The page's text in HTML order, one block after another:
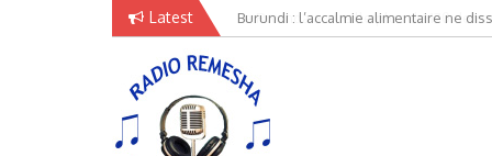
Latest Burundi : l’accalmie alimentaire ne
Le Rwanda accueille plus de 170